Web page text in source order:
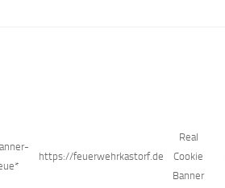
https://feuerwehrkastorf.de
Real
Cookie
Banner